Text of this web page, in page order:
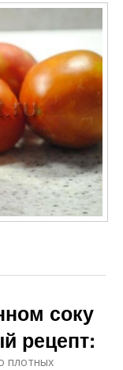
соку
рецепт:
плотных